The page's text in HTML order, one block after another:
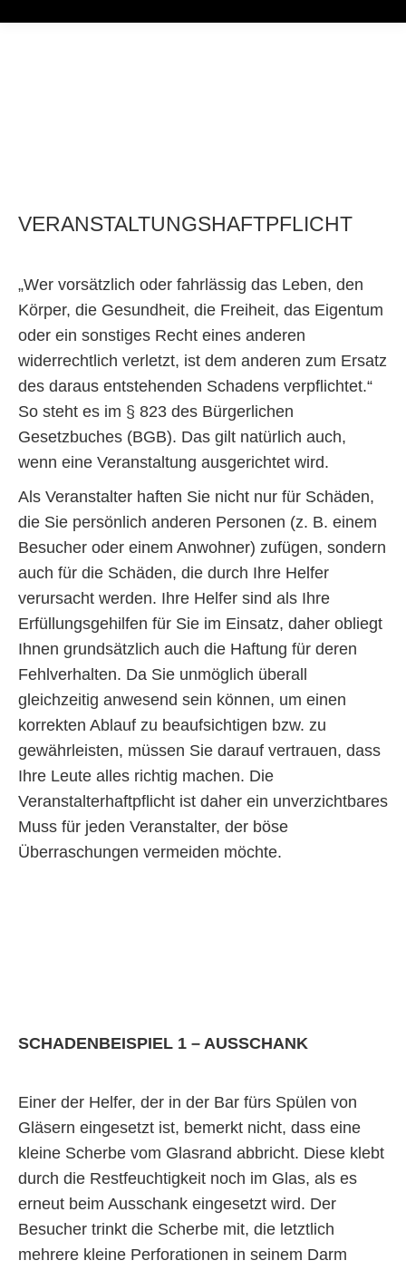
VERANSTALTUNGSHAFTPFLICHT
„Wer vorsätzlich oder fahrlässig das Leben, den
Körper, die Gesundheit, die Freiheit, das Eigentum
oder ein sonstiges Recht eines anderen
widerrechtlich verletzt, ist dem anderen zum Ersatz
des daraus entstehenden Schadens verpflichtet.“
So steht es im § 823 des Bürgerlichen
Gesetzbuches (BGB). Das gilt natürlich auch,
wenn eine Veranstaltung ausgerichtet wird.
Als Veranstalter haften Sie nicht nur für Schäden,
die Sie persönlich anderen Personen (z. B. einem
Besucher oder einem Anwohner) zufügen, sondern
auch für die Schäden, die durch Ihre Helfer
verursacht werden. Ihre Helfer sind als Ihre
Erfüllungsgehilfen für Sie im Einsatz, daher obliegt
Ihnen grundsätzlich auch die Haftung für deren
Fehlverhalten. Da Sie unmöglich überall
gleichzeitig anwesend sein können, um einen
korrekten Ablauf zu beaufsichtigen bzw. zu
gewährleisten, müssen Sie darauf vertrauen, dass
Ihre Leute alles richtig machen. Die
Veranstalterhaftpflicht ist daher ein unverzichtbares
Muss für jeden Veranstalter, der böse
Überraschungen vermeiden möchte.
SCHADENBEISPIEL 1 – AUSSCHANK
Einer der Helfer, der in der Bar fürs Spülen von
Gläsern eingesetzt ist, bemerkt nicht, dass eine
kleine Scherbe vom Glasrand abbricht. Diese klebt
durch die Restfeuchtigkeit noch im Glas, als es
erneut beim Ausschank eingesetzt wird. Der
Besucher trinkt die Scherbe mit, die letztlich
mehrere kleine Perforationen in seinem Darm